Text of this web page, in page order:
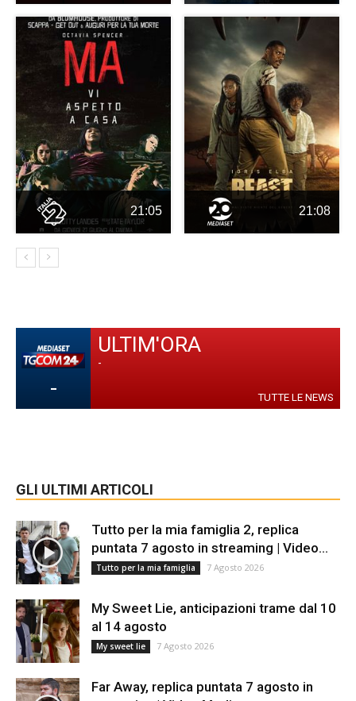
21:05 21:08
-
ULTIM'ORA
-
TUTTE LE NEWS
GLI ULTIMI ARTICOLI
Tutto per la mia famiglia 2, replica
puntata 7 agosto in streaming | Video...
Tutto per la mia famiglia 7 Agosto 2026
My Sweet Lie, anticipazioni trame dal 10
al 14 agosto
My sweet lie 7 Agosto 2026
Far Away, replica puntata 7 agosto in